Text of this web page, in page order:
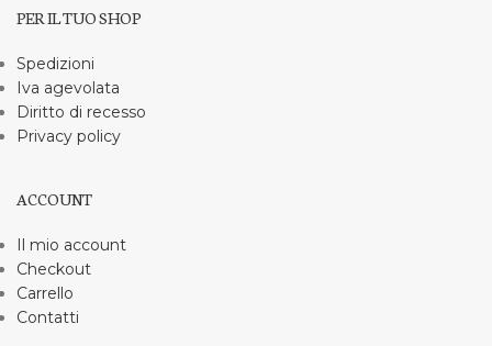
PER IL TUO SHOP
Spedizioni
Iva agevolata
Diritto di recesso
Privacy policy
ACCOUNT
Il mio account
Checkout
Carrello
Contatti